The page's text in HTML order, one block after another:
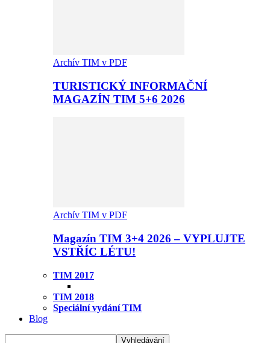
Archív TIM v PDF
TURISTICKÝ INFORMAČNÍ
MAGAZÍN TIM 5+6 2026
Archív TIM v PDF
Magazín TIM 3+4 2026 – VYPLUJTE
VSTŘÍC LÉTU!
TIM 2017
TIM 2018
Speciální vydání TIM
Blog